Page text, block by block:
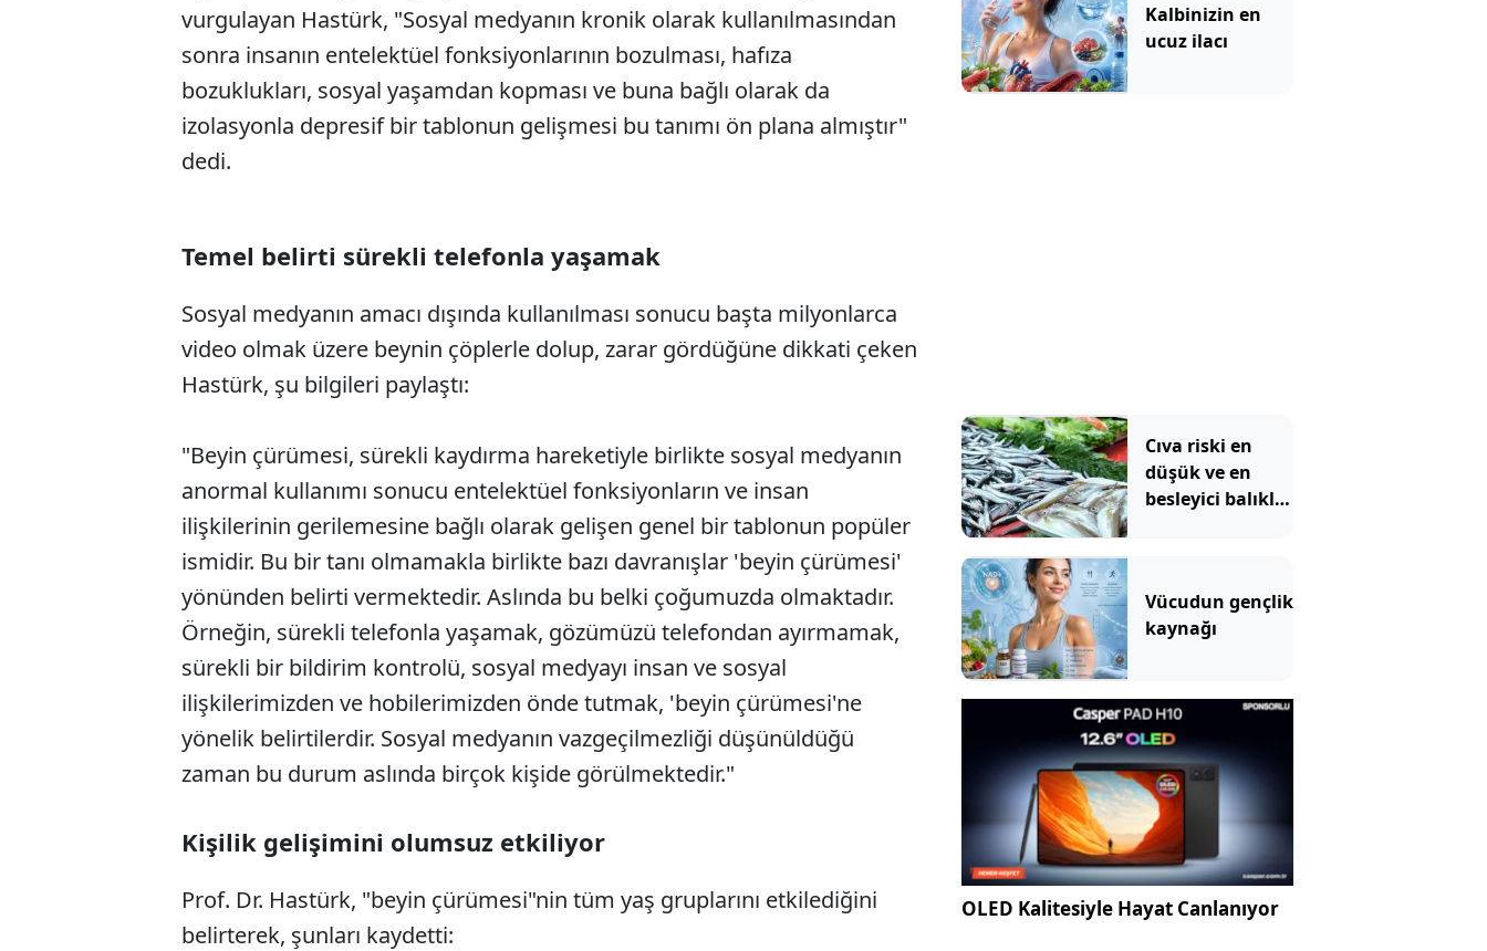
vurgulayan Hastürk, "Sosyal medyanın kronik olarak kullanılmasından
sonra insanın entelektüel fonksiyonlarının bozulması, hafıza
bozuklukları, sosyal yaşamdan kopması ve buna bağlı olarak da
izolasyonla depresif bir tablonun gelişmesi bu tanımı ön plana almıştır"
dedi.
Temel belirti sürekli telefonla yaşamak
Sosyal medyanın amacı dışında kullanılması sonucu başta milyonlarca
video olmak üzere beynin çöplerle dolup, zarar gördüğüne dikkati çeken
Hastürk, şu bilgileri paylaştı:
"Beyin çürümesi, sürekli kaydırma hareketiyle birlikte sosyal medyanın
anormal kullanımı sonucu entelektüel fonksiyonların ve insan
ilişkilerinin gerilemesine bağlı olarak gelişen genel bir tablonun popüler
ismidir. Bu bir tanı olmamakla birlikte bazı davranışlar 'beyin çürümesi'
yönünden belirti vermektedir. Aslında bu belki çoğumuzda olmaktadır.
Örneğin, sürekli telefonla yaşamak, gözümüzü telefondan ayırmamak,
sürekli bir bildirim kontrolü, sosyal medyayı insan ve sosyal
ilişkilerimizden ve hobilerimizden önde tutmak, 'beyin çürümesi'ne
yönelik belirtilerdir. Sosyal medyanın vazgeçilmezliği düşünüldüğü
zaman bu durum aslında birçok kişide görülmektedir."
Kişilik gelişimini olumsuz etkiliyor
Prof. Dr. Hastürk, "beyin çürümesi"nin tüm yaş gruplarını etkilediğini
belirterek, şunları kaydetti:
Kalbinizin en
ucuz ilacı
Cıva riski en
düşük ve en
besleyici balıklar
Vücudun gençlik
kaynağı
OLED Kalitesiyle Hayat Canlanıyor